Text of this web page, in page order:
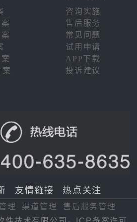
咨询实施
售后服务
常见问题
试用申请
APP下载
投诉建议
友情链接 热点关注
理 渠道管理
售后服务管理